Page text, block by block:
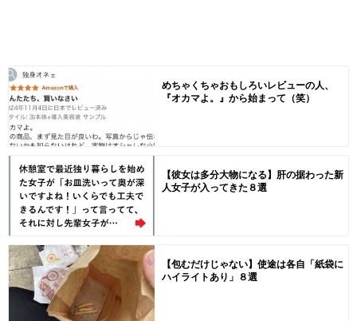
めちゃくちゃおもしろいレビューの人、
『オカマよ。』から始まって（笑）
【彼女は多分大物になる】肝の据わった新
人女子が入ってきた８選
【包むだけじゃない】使途は各自「紙袋に
ハイライトあり」８選